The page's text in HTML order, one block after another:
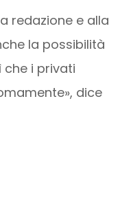
redazione e alla
la possibilità
i privati
dice